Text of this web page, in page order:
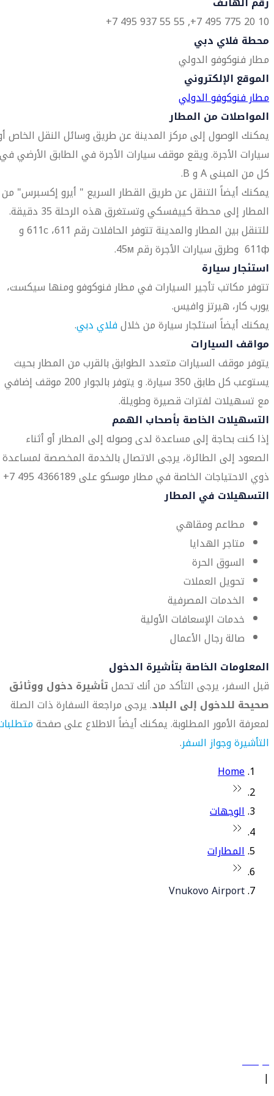
10 20 775 495 7+, 55 55 937 495 7+
محطة فلاي دبي
مطار فنوكوفو الدولي
الموقع الإلكتروني
مطار فنوكوفو الدولي
المواصلات من المطار
يمكنك الوصول إلى مركز المدينة عن طريق وسائل النقل الخاص
سيارات الأجرة. ويقع موقف سيارات الأجرة في الطابق الأرضي في
كل من المبنى A و B.
يمكنك أيضاً التنقل عن طريق القطار السريع " أيرو إكسبرس" من
المطار إلى محطة كييفسكي وتستغرق هذه الرحلة 35 دقيقة.
للتنقل بين المطار والمدينة تتوفر الحافلات رقم 611، 611с و
611ф وطرق سيارات الأجرة رقم 45м.
استئجار سيارة
تتوفر مكاتب تأجير السيارات في مطار فنوكوفو ومنها سيكست،
يورب كار، هيرتز وافيس.
يمكنك أيضاً استئجار سيارة من خلالفلاي دبي.
مواقف السيارات
يتوفر موقف السيارات متعدد الطوابق بالقرب من المطار بحيث
يستوعب كل طابق 350 سيارة. و يتوفر بالجوار 200 موقف إضافي
مع تسهيلات لفترات قصيرة وطويلة.
التسهيلات الخاصة بأصحاب الهمم
إذا كنت بحاجة إلى مساعدة لدى وصوله إلى المطار أو أثناء
الصعود إلى الطائرة، يرجى الاتصال بالخدمة المخصصة لمساعدة
ذوي الاحتياجات الخاصة في مطار موسكو على 4366189 495 7+
التسهيلات في المطار
مطاعم ومقاهي
متاجر الهدايا
السوق الحرة
تحويل العملات
الخدمات المصرفية
خدمات الإسعافات الأولية
صالة رجال الأعمال
المعلومات الخاصة بتأشيرة الدخول
قبل السفر، يرجى التأكد من أنك تحملتأشيرة دخول ووثائق
صحيحة للدخول إلى البلاد. يرجى مراجعة السفارة ذات الصلة
لمعرفة الأمور المطلوبة. يمكنك أيضاً الاطلاع على صفحة
التأشيرة وجواز السفر.
Home
الوجهات
المطارات
Vnukovo Airport
سياساتنا
|